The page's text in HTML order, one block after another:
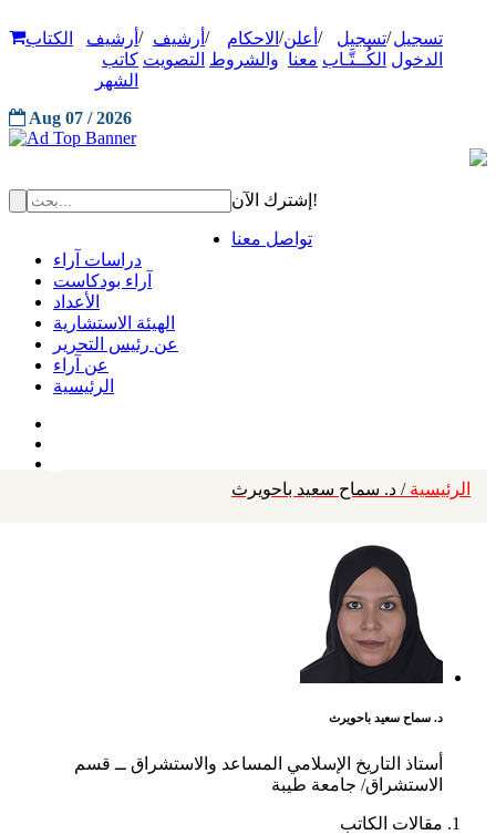
تسجيل
الدخول
/تسجيل
الكُــتَّـاب
/ أعلن
معنا
/ الاحكام
والشروط
/ أرشيف
التصويت
/ أرشيف
كاتب
الشهر
الكتاب
Aug 07 / 2026
إشترك الآن!
تواصل معنا
دراسات آراء
آراء بودكاست
الأعداد
الهيئة الاستشارية
عن رئيس التحرير
عن آراء
الرئيسية
الرئيسية / د. سماح سعيد باحويرث
د. سماح سعيد باحويرث
أستاذ التاريخ الإسلامي المساعد والاستشراق ــ قسم
الاستشراق/ جامعة طيبة
مقالات الكاتب